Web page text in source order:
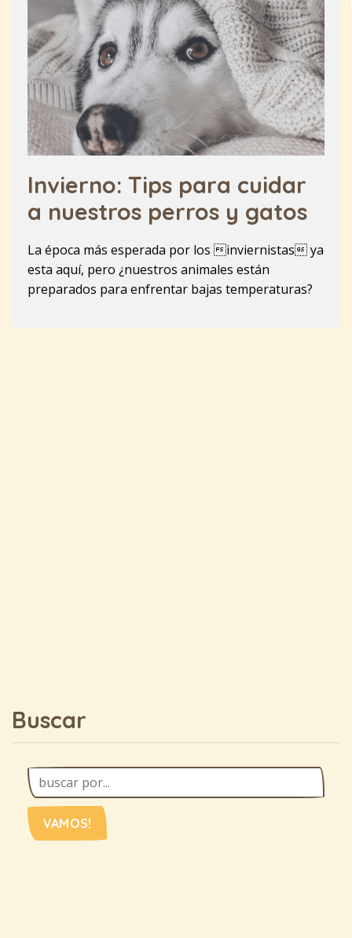
Invierno: Tips para cuidar
a nuestros perros y gatos
La época más esperada por los inviernistas ya
esta aquí, pero ¿nuestros animales están
preparados para enfrentar bajas temperaturas?
Buscar
VAMOS!